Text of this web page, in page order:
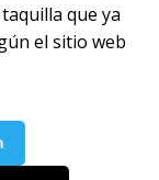
que ya
el sitio web